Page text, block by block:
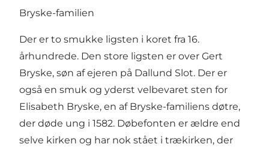
Bryske-familien
Der er to smukke ligsten i koret fra 16.
århundrede. Den store ligsten er over Gert
Bryske, søn af ejeren på Dallund Slot. Der er
også en smuk og yderst velbevaret sten for
Elisabeth Bryske, en af Bryske-familiens døtre,
der døde ung i 1582. Døbefonten er ældre end
selve kirken og har nok stået i trækirken, der